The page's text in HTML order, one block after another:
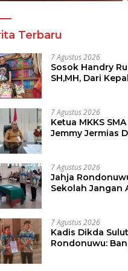
Terbaru
7 Agustus 2026
Sosok Handry
SH,MH, Dari
7 Agustus 2026
Ketua MKKS
Jemmy Jermias
7 Agustus 2026
Jahja
Sekolah Jangan
7 Agustus 2026
Kadis Dikda
Rondonuwu: